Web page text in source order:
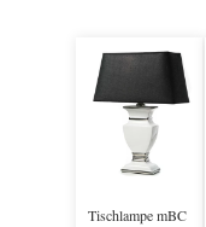
Tischlampe mBC